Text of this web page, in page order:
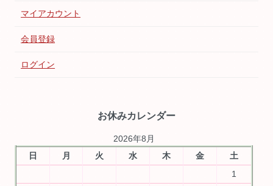
マイアカウント
会員登録
ログイン
お休みカレンダー
2026年8月
日
月 火 水 木 金
土
1